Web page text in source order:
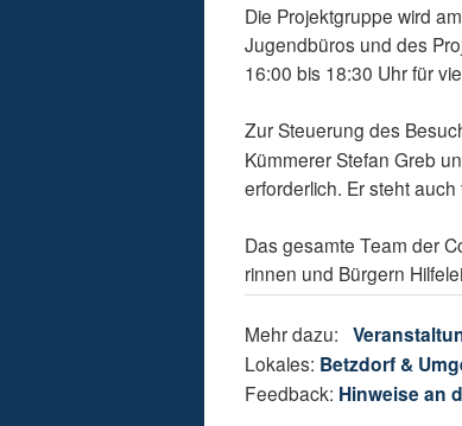
Die Projektgruppe wird
Jugendbüros und des
16:00 bis 18:30 Uhr für
Zur Steuerung des
Kümmerer Stefan Greb
erforderlich. Er steht
Das gesamte Team der
rinnen und Bürgern
Mehr dazu:
Lokales: Betzdorf &
Feedback: Hinweise an